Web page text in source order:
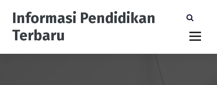
Informasi Pendidikan
Terbaru